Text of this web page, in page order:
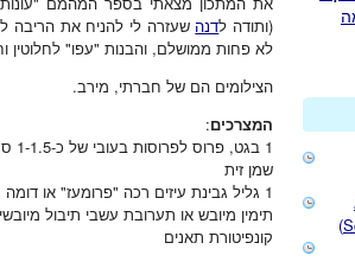
(ותודה לדנה שעזרה לי להניח את הריבה
לא פחות ממושלם, והבנות "עפו" לחלוטין
הצילומים הם של חברתי, מירב.
המצרכים:
1 בגט, פרוס לפרוסות בעובי של כ-1-1.5 ס"מ
שמן זית
1 גליל גבינת עיזים רכה "פרומעז" או דומה
תימין מיובש או תערובת עשבי תיבול
קונפיטורת תאנים